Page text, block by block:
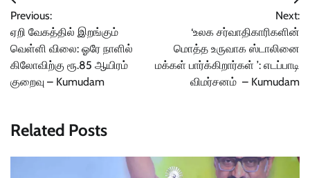
navigation
Previous:
ஏறி வேகத்தில் இறங்கும்
வெள்ளி விலை: ஓரே நாளில்
கிலோவிற்கு ரூ.85 ஆயிரம்
குறைவு – Kumudam
Next:
‘உலக சர்வாதிகாரிகளின்
மொத்த உருவாக ஸ்டாலினை
மக்கள் பார்க்கிறார்கள் ’: எடப்பாடி
விமர்சனம் – Kumudam
Related Posts